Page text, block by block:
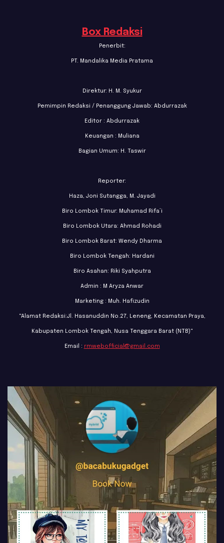
Box Redaksi
Penerbit:
PT. Mandalika Media Pratama
Direktur: H. M. Syukur
Pemimpin Redaksi / Penanggung Jawab: Abdurrazak
Editor : Abdurrazak
Keuangan : Muliana
Bagian Umum: H. Taswir
Reporter:
Haza, Joni Sutangga, M. Jayadi
Biro Lombok Timur: Muhamad Rifa’i
Biro Lombok Utara: Ahmad Rohadi
Biro Lombok Barat: Wendy Dharma
Biro Lombok Tengah: Hardani
Biro Asahan: Riki Syahputra
Admin : M Aryza Anwar
Marketing : Muh. Hafizudin
"Alamat Redaksi:Jl. Hasanuddin No.27, Leneng, Kecamatan Praya,
Kabupaten Lombok Tengah, Nusa Tenggara Barat (NTB)"
Email : rmwebofficial@gmail.com